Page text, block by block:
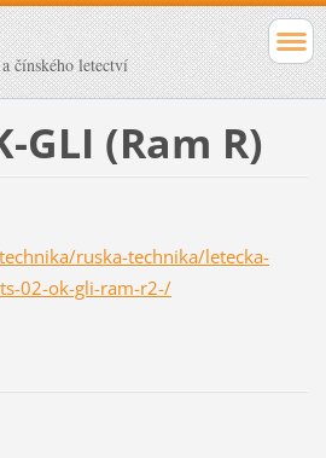
čínského letectví
GLI (Ram R)
ruska-technika/letecka-
02-ok-gli-ram-r2-/